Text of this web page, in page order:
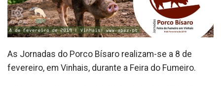
As Jornadas do Porco Bísaro realizam-se a 8 de
fevereiro, em Vinhais, durante a Feira do Fumeiro.